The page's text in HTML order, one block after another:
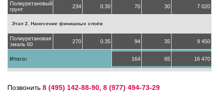
Полиуретановый
грунт
234 0.30 70 30 7 020
Этап 2. Нанесение финишных слоёв
Полиуретановая
эмаль 60
270 0.35 94 35 9 450
Итого: 164 65 16 470
Позвонить 8 (495) 142-88-90, 8 (977) 494-73-29